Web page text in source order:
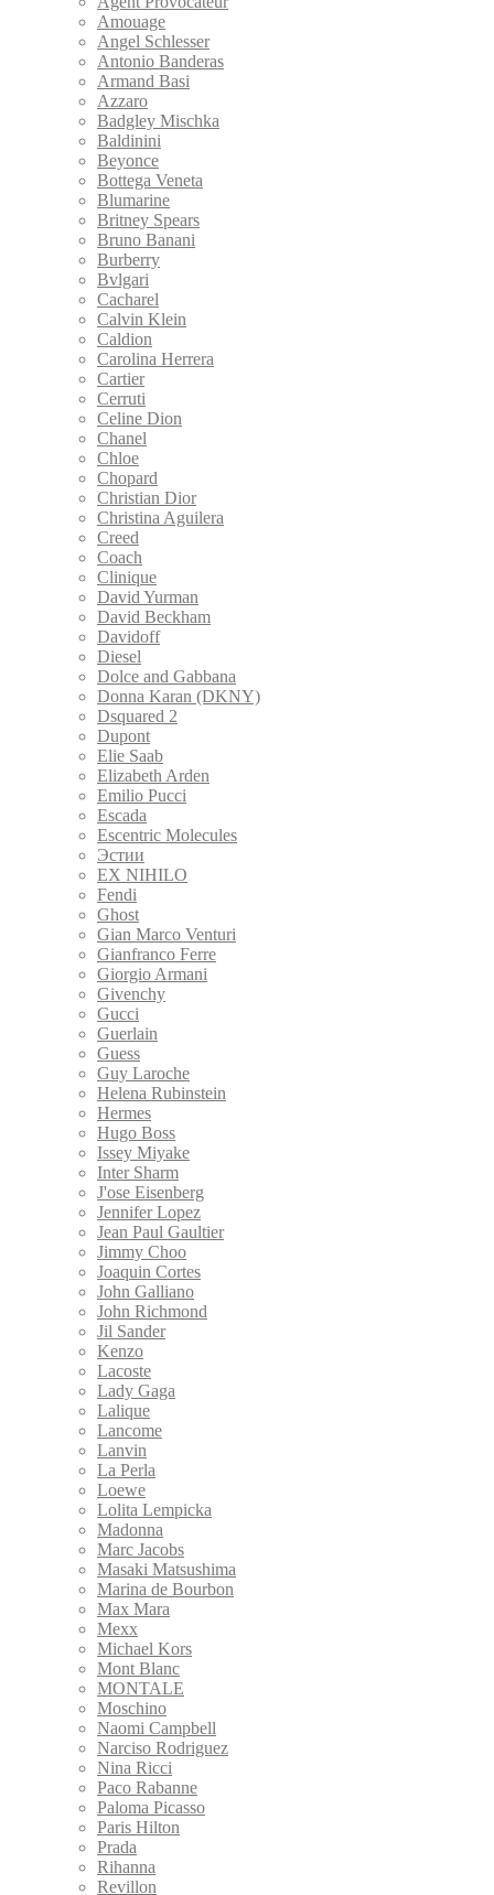
Amouage
Angel Schlesser
Antonio Banderas
Armand Basi
Azzaro
Badgley Mischka
Baldinini
Beyonce
Bottega Veneta
Blumarine
Britney Spears
Bruno Banani
Burberry
Bvlgari
Cacharel
Calvin Klein
Caldion
Carolina Herrera
Cartier
Cerruti
Celine Dion
Chanel
Chloe
Chopard
Christian Dior
Christina Aguilera
Creed
Coach
Clinique
David Yurman
David Beckham
Davidoff
Diesel
Dolce and Gabbana
Donna Karan (DKNY)
Dsquared 2
Dupont
Elie Saab
Elizabeth Arden
Emilio Pucci
Escada
Escentric Molecules
Эстии
EX NIHILO
Fendi
Ghost
Gian Marco Venturi
Gianfranco Ferre
Giorgio Armani
Givenchy
Gucci
Guerlain
Guess
Guy Laroche
Helena Rubinstein
Hermes
Hugo Boss
Issey Miyake
Inter Sharm
J'ose Eisenberg
Jennifer Lopez
Jean Paul Gaultier
Jimmy Choo
Joaquin Cortes
John Galliano
John Richmond
Jil Sander
Kenzo
Lacoste
Lady Gaga
Lalique
Lancome
Lanvin
La Perla
Loewe
Lolita Lempicka
Madonna
Marc Jacobs
Masaki Matsushima
Marina de Bourbon
Max Mara
Mexx
Michael Kors
Mont Blanc
MONTALE
Moschino
Naomi Campbell
Narciso Rodriguez
Nina Ricci
Paco Rabanne
Paloma Picasso
Paris Hilton
Prada
Rihanna
Revillon